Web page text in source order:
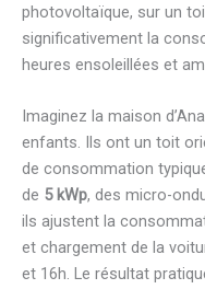
photovoltaïque, sur un
significativement la
heures ensoleillées et
Imaginez la maison
enfants. Ils ont un toit
de consommation
de 5 kWp, des micro-
ils ajustent la
et chargement de la
et 16h. Le résultat